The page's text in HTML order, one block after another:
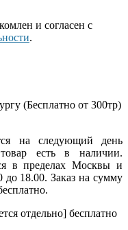
и согласен с
.
(Бесплатно от 300тр)
на следующий день
есть в наличии.
в пределах Москвы и
до 18.00. Заказ на сумму
отдельно] бесплатно